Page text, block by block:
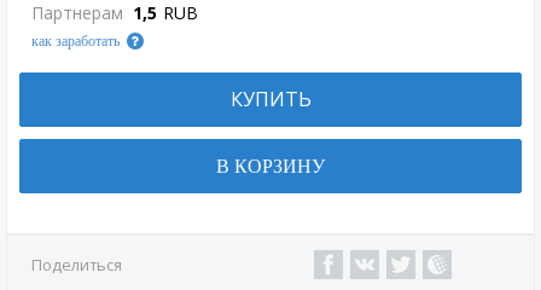
Партнерам 1,5 RUB
как заработать
КУПИТЬ
В КОРЗИНУ
Поделиться